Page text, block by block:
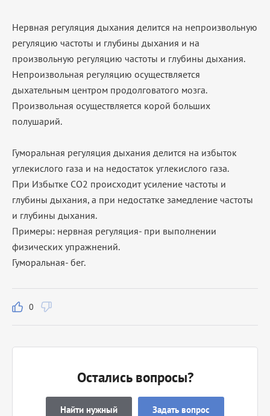
Нервная регуляция дыхания делится на непроизвольную
регуляцию частоты и глубины дыхания и на
произвольную регуляцию частоты и глубины дыхания.
Непроизвольная регуляцию осуществляется
дыхательным центром продолговатого мозга.
Произвольная осуществляется корой больших
полушарий.
Гуморальная регуляция дыхания делится на избыток
углекислого газа и на недостаток углекислого газа.
При Избытке CO2 происходит усиление частоты и
глубины дыхания, а при недостатке замедление частоты
и глубины дыхания.
Примеры: нервная регуляция- при выполнении
физических упражнений.
Гуморальная- бег.
0
Остались вопросы?
Найти нужный Задать вопрос